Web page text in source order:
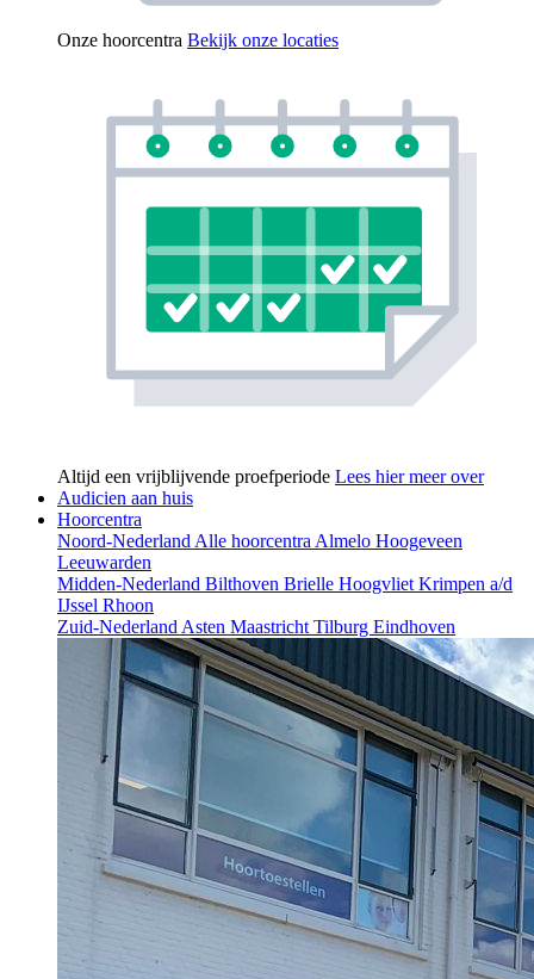
Onze hoorcentra Bekijk onze locaties
Altijd een vrijblijvende proefperiode Lees hier meer over
Audicien aan huis
Hoorcentra
Noord-Nederland Alle hoorcentra Almelo Hoogeveen
Leeuwarden
Midden-Nederland Bilthoven Brielle Hoogvliet Krimpen a/d
IJssel Rhoon
Zuid-Nederland Asten Maastricht Tilburg Eindhoven